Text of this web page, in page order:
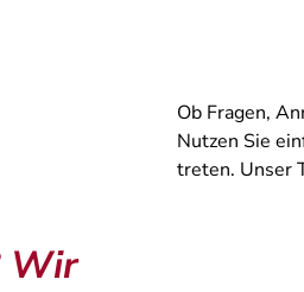
Wir
Ob Fragen,
Nutzen Sie
treten. Unser